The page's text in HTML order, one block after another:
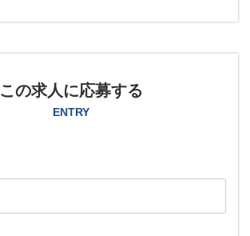
この求人に応募する
ENTRY